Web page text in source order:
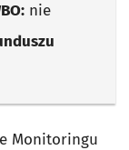
nie
Monitoringu